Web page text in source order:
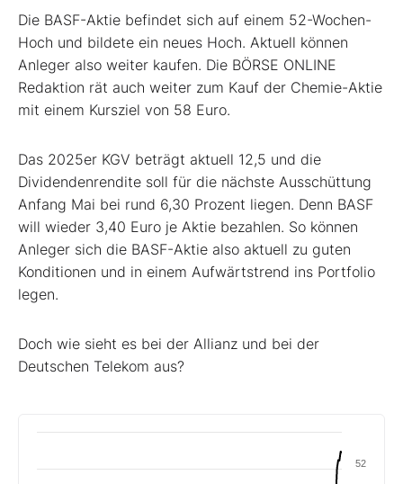
Die BASF-Aktie befindet sich auf einem 52-Wochen-
Hoch und bildete ein neues Hoch. Aktuell können
Anleger also weiter kaufen. Die BÖRSE ONLINE
Redaktion rät auch weiter zum Kauf der Chemie-Aktie
mit einem Kursziel von 58 Euro.
Das 2025er KGV beträgt aktuell 12,5 und die
Dividendenrendite soll für die nächste Ausschüttung
Anfang Mai bei rund 6,30 Prozent liegen. Denn BASF
will wieder 3,40 Euro je Aktie bezahlen. So können
Anleger sich die BASF-Aktie also aktuell zu guten
Konditionen und in einem Aufwärtstrend ins Portfolio
legen.
Doch wie sieht es bei der Allianz und bei der
Deutschen Telekom aus?
52